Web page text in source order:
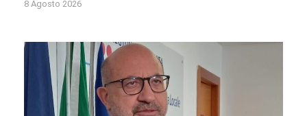
8 Agosto 2026